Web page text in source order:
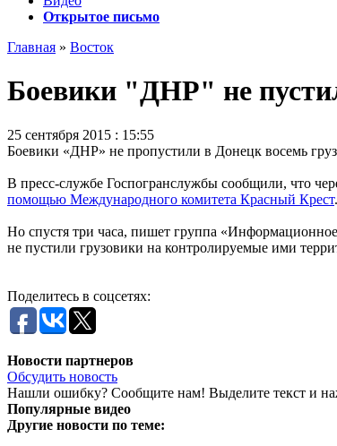
Открытое письмо
Главная » Восток
Боевики "ДНР" не
25 сентября 2015 : 15:55
Боевики «ДНР» не пропустили в Донецк восемь
В пресс-службе Госпогранслужбы сообщили, что
помощью Международного комитета Красный Крест.
Но спустя три часа, пишет группа
не пустили грузовики на контролируемые ими
Поделитесь в соцсетях:
Новости партнеров
Обсудить новость
Нашли ошибку? Сообщите нам! Выделите текст и
Популярные видео
Другие новости по теме: